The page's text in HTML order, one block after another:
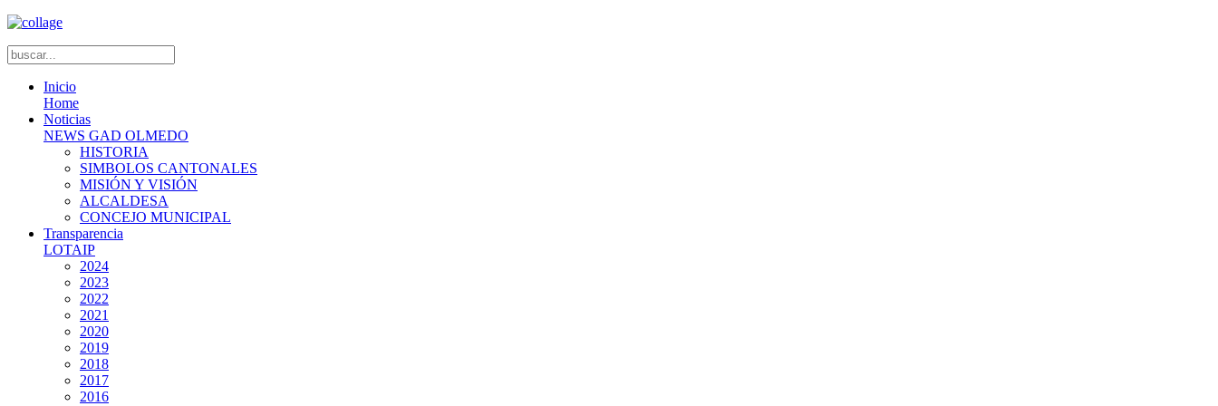
Inicio
Home
Noticias
NEWS GAD OLMEDO
HISTORIA
SIMBOLOS CANTONALES
MISIÓN Y VISIÓN
ALCALDESA
CONCEJO MUNICIPAL
Transparencia
LOTAIP
2024
2023
2022
2021
2020
2019
2018
2017
2016